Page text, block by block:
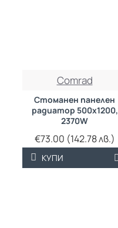
ТРАЙНО НИСКА
Comrad
Стоманен панелен
радиатор 500х1200,
2370W
€73.00 (142.78 лв.)
КУПИ